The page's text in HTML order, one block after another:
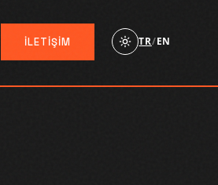
İLETIŞIM TR/EN